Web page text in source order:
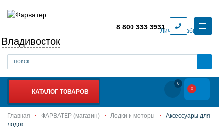
Личный кабинет
Владивосток
8 800 333 3931
КАТАЛОГ ТОВАРОВ
0
0
Главная ФАРВАТЕР (магазин) Лодки и моторы
Аксессуары для
лодок